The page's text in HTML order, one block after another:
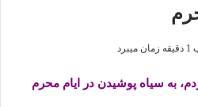
به سیاه پوشیدن‌‌‌‌‌‌‌‌ در ایام محرم